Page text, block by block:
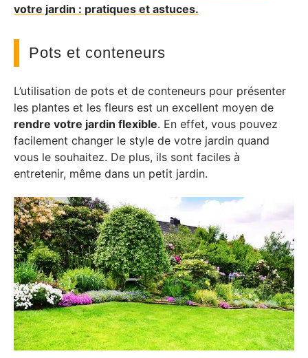
votre jardin : pratiques et astuces.
Pots et conteneurs
L’utilisation de pots et de conteneurs pour présenter
les plantes et les fleurs est un excellent moyen de
rendre votre jardin flexible. En effet, vous pouvez
facilement changer le style de votre jardin quand
vous le souhaitez. De plus, ils sont faciles à
entretenir, même dans un petit jardin.